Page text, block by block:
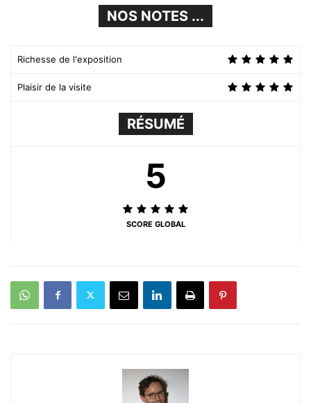
NOS NOTES ...
Richesse de l'exposition
Plaisir de la visite
RÉSUMÉ
5
SCORE GLOBAL